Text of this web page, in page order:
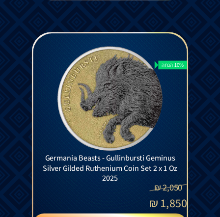
10% הנחה
Germania Beasts - Gullinbursti Geminus
Silver Gilded Ruthenium Coin Set 2 x 1 Oz
2025
2,050
₪
1,850
₪